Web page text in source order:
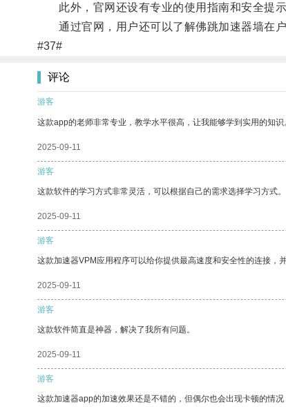
此外，官网还设有专业的使用指南和安全提示
通过官网，用户还可以了解佛跳加速器墙在户
#37#
评论
游客
这款app的老师非常专业，教学水平很高，让我能够学到实用的知识
2025-09-11
游客
这款软件的学习方式非常灵活，可以根据自己的需求选择学习方式。
2025-09-11
游客
这款加速器VPM应用程序可以给你提供最高速度和安全性的连接，
2025-09-11
游客
这款软件简直是神器，解决了我所有问题。
2025-09-11
游客
这款加速器app的加速效果还是不错的，但偶尔也会出现卡顿的情况